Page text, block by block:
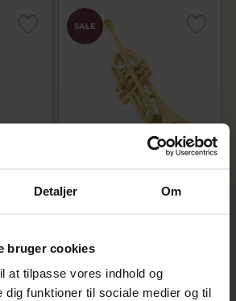
Detaljer Om
bruger cookies
at tilpasse vores indhold og
dig funktioner til sociale medier og til
SALE
mm. øsken & ovalt øsken
925s. forgyldt